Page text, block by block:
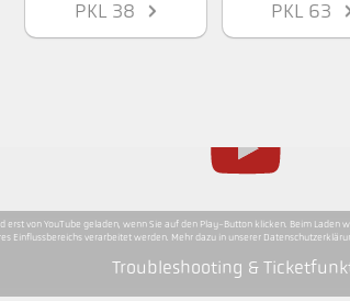
PKL 38 PKL 63
erst von YouTube geladen, wenn Sie auf den Play-Button klicken. Beim Laden
Einflussbereichs verarbeitet werden. Mehr dazu in unserer
Troubleshooting &